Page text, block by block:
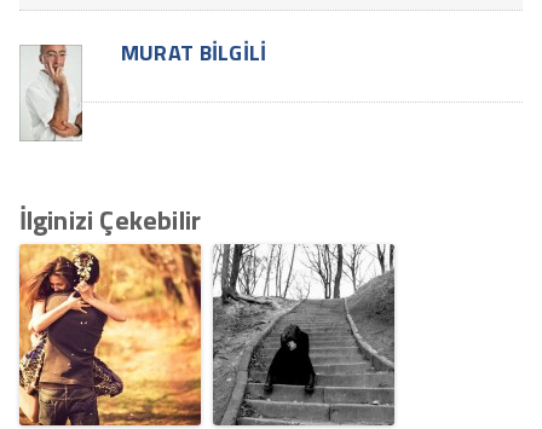
MURAT BILGILI
İlginizi Çekebilir